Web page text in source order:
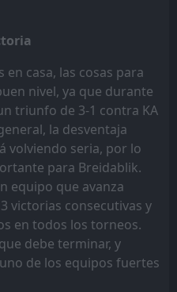
casa, las cosas para
nivel, ya que durante
triunfo de 3-1 contra KA
la desventaja
volviendo seria, por lo
para Breidablik.
equipo que avanza
victorias consecutivas y
en todos los torneos.
debe terminar, y
de los equipos fuertes